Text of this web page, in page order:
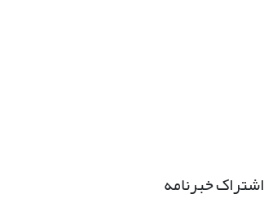
اشتراک خبرنامه